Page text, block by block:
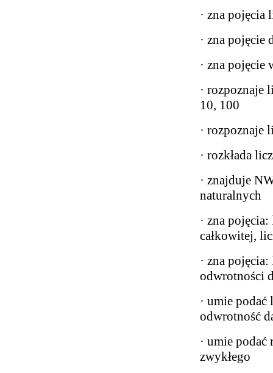
· zna
· zna
· zna
· rozpoznaje
10, 100
· rozpoznaje
· rozkłada
· znajduje
naturalnych
· zna
całkowitej,
· zna
odwrotności
· umie
odwrotność
· umie podać
zwykłego